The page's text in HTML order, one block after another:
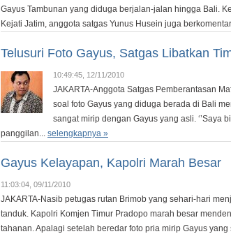
Gayus Tambunan yang diduga berjalan-jalan hingga Bali.
Kejati Jatim, anggota satgas Yunus Husein juga
Telusuri Foto Gayus, Satgas Libatkan
10:49:45, 12/11/2010
JAKARTA-Anggota Satgas Pemberantasan
soal foto Gayus yang diduga berada di Bali
sangat mirip dengan Gayus yang asli. ‘’Saya
panggilan... selengkapnya »
Gayus Kelayapan, Kapolri Marah Besar
11:03:04, 09/11/2010
JAKARTA-Nasib petugas rutan Brimob yang sehari-hari
tanduk. Kapolri Komjen Timur Pradopo marah besar
tahanan. Apalagi setelah beredar foto pria mirip Gayus